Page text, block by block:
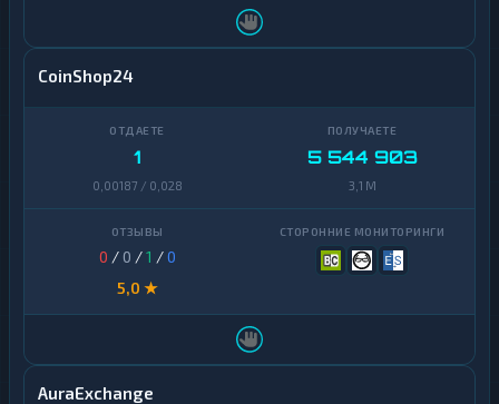
CoinShop24
1
0,00187 / 0,028
5 544 903
3,1 M
0 / 0 /1 /0
5,0 ★
AuraExchange